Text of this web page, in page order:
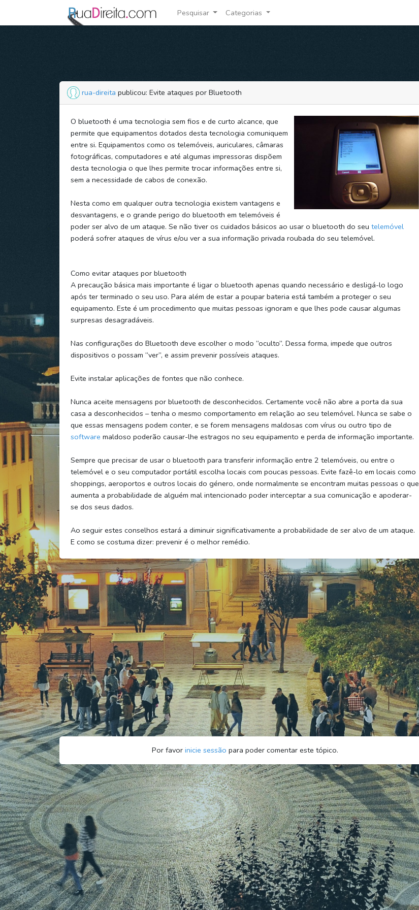
Pesquisar Categorias
rua-direita publicou: Evite ataques por Bluetooth
O bluetooth é uma tecnologia sem fios e de curto alcance, que
permite que equipamentos dotados desta tecnologia comuniquem
entre si. Equipamentos como os telemóveis, auriculares, câmaras
fotográficas, computadores e até algumas impressoras dispõem
desta tecnologia o que lhes permite trocar informações entre si,
sem a necessidade de cabos de conexão.
Nesta como em qualquer outra tecnologia existem vantagens e
desvantagens, e o grande perigo do bluetooth em telemóveis é
poder ser alvo de um ataque. Se não tiver os cuidados básicos ao usar o bluetooth do seu telemóvel
poderá sofrer ataques de vírus e/ou ver a sua informação privada roubada do seu telemóvel.
Como evitar ataques por bluetooth
A precaução básica mais importante é ligar o bluetooth apenas quando necessário e desligá-lo logo
após ter terminado o seu uso. Para além de estar a poupar bateria está também a proteger o seu
equipamento. Este é um procedimento que muitas pessoas ignoram e que lhes pode causar algumas
surpresas desagradáveis.
Nas configurações do Bluetooth deve escolher o modo “oculto”. Dessa forma, impede que outros
dispositivos o possam “ver”, e assim prevenir possíveis ataques.
Evite instalar aplicações de fontes que não conhece.
Nunca aceite mensagens por bluetooth de desconhecidos. Certamente você não abre a porta da sua
casa a desconhecidos – tenha o mesmo comportamento em relação ao seu telemóvel. Nunca se sabe o
que essas mensagens podem conter, e se forem mensagens maldosas com vírus ou outro tipo de
software maldoso poderão causar-lhe estragos no seu equipamento e perda de informação importante.
Sempre que precisar de usar o bluetooth para transferir informação entre 2 telemóveis, ou entre o
telemóvel e o seu computador portátil escolha locais com poucas pessoas. Evite fazê-lo em locais como
shoppings, aeroportos e outros locais do género, onde normalmente se encontram muitas pessoas o que
aumenta a probabilidade de alguém mal intencionado poder interceptar a sua comunicação e apoderar-
se dos seus dados.
Ao seguir estes conselhos estará a diminuir significativamente a probabilidade de ser alvo de um ataque.
E como se costuma dizer: prevenir é o melhor remédio.
Por favor inicie sessão para poder comentar este tópico.